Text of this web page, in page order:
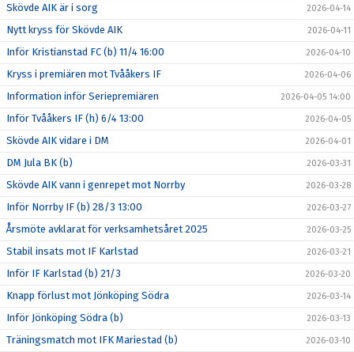
Skövde AIK är i sorg 2026-04-14
Nytt kryss för Skövde AIK 2026-04-11
Inför Kristianstad FC (b) 11/4 16:00 2026-04-10
Kryss i premiären mot Tvååkers IF 2026-04-06
Information inför Seriepremiären 2026-04-05 14:00
Inför Tvååkers IF (h) 6/4 13:00 2026-04-05
Skövde AIK vidare i DM 2026-04-01
DM Jula BK (b) 2026-03-31
Skövde AIK vann i genrepet mot Norrby 2026-03-28
Inför Norrby IF (b) 28/3 13:00 2026-03-27
Årsmöte avklarat för verksamhetsåret 2025 2026-03-25
Stabil insats mot IF Karlstad 2026-03-21
Inför IF Karlstad (b) 21/3 2026-03-20
Knapp förlust mot Jönköping Södra 2026-03-14
Inför Jönköping Södra (b) 2026-03-13
Träningsmatch mot IFK Mariestad (b) 2026-03-10